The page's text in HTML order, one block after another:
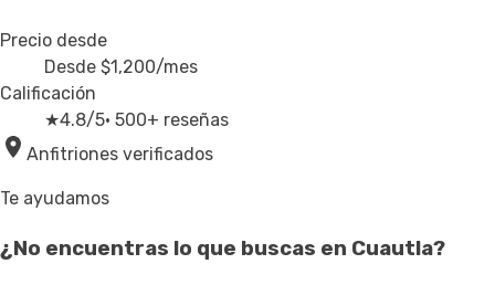
Precio desde
Desde $1,200/mes
Calificación
★4.8/5· 500+ reseñas
Anfitriones verificados
Te ayudamos
¿No encuentras lo que buscas en Cuautla?